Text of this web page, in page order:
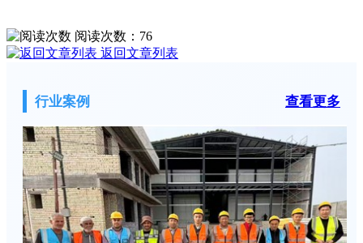
阅读次数： 76
返回文章列表
行业案例 查看更多